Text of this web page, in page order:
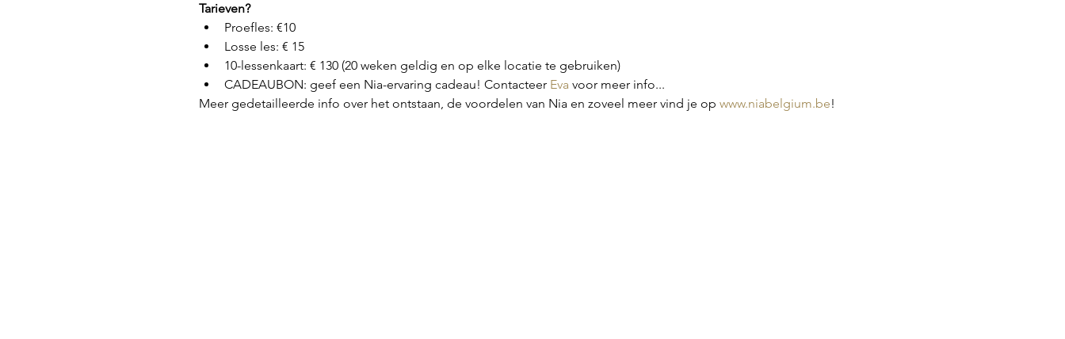
Tarieven?
Proefles: €10
Losse les: € 15
10-lessenkaart: € 130 (20 weken geldig en op elke locatie te gebruiken)
CADEAUBON: geef een Nia-ervaring cadeau! Contacteer Eva voor meer info...
Meer gedetailleerde info over het ontstaan, de voordelen van Nia en zoveel meer vind je op www.niabelgium.be!